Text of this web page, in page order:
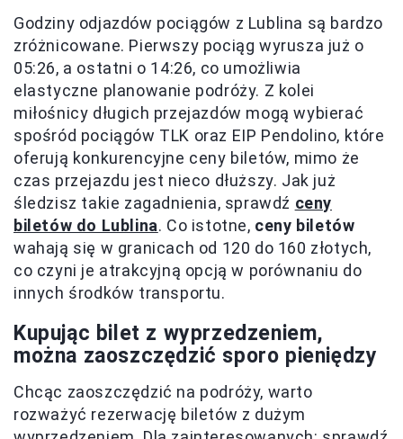
Godziny odjazdów pociągów z Lublina są bardzo
zróżnicowane. Pierwszy pociąg wyrusza już o
05:26, a ostatni o 14:26, co umożliwia
elastyczne planowanie podróży. Z kolei
miłośnicy długich przejazdów mogą wybierać
spośród pociągów TLK oraz EIP Pendolino, które
oferują konkurencyjne ceny biletów, mimo że
czas przejazdu jest nieco dłuższy. Jak już
śledzisz takie zagadnienia, sprawdź ceny
biletów do Lublina. Co istotne, ceny biletów
wahają się w granicach od 120 do 160 złotych,
co czyni je atrakcyjną opcją w porównaniu do
innych środków transportu.
Kupując bilet z wyprzedzeniem,
można zaoszczędzić sporo pieniędzy
Chcąc zaoszczędzić na podróży, warto
rozważyć rezerwację biletów z dużym